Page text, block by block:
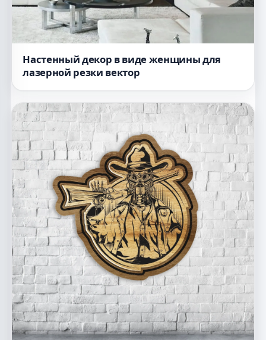
Настенный декор в виде женщины для
лазерной резки вектор